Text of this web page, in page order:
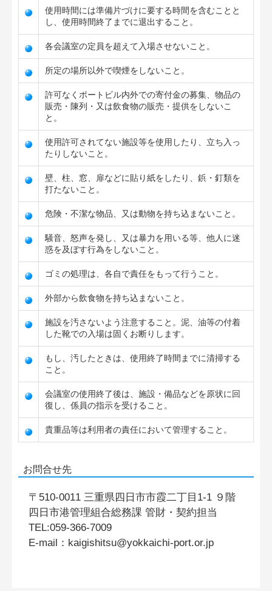
使用時間には準備片づけに要する時間を含むことと
し、使用時間終了までに退出すること。
各会議室の定員を超えて入場させないこと。
所定の場所以外で喫煙をしないこと。
許可なくポートビル内外での寄付金の募集、物品の
販売・陳列・又は飲食物の販売・提供をしないこ
と。
使用許可されてない施設等を使用したり、立ち入っ
たりしないこと。
壁、柱、窓、扉などに貼り紙をしたり、鋲・釘類を
打たないこと。
危険・不潔な物品、又は動物を持ち込まないこと。
騒音、怒声を発し、又は暴力を用いる等、他人に迷
惑を及ぼす行為をしないこと。
ゴミの処理は、各自で責任をもって行うこと。
外部から飲食物を持ち込まないこと。
施設を汚さないよう注意すること。泥、油等の付着
した靴での入場は固くお断りします。
もし、汚したときは、使用終了時間までに清掃する
こと。
会議室の使用終了後は、施設・備品などを原状に回
復し、係員の指示を受けること。
貴重品等は利用者の責任において管理すること。
お問合せ先
〒510-0011 三重県四日市市霞二丁目1-1 ９階
四日市港管理組合総務課 管財・契約担当
TEL:059-366-7009
E-mail：kaigishitsu@yokkaichi-port.or.jp